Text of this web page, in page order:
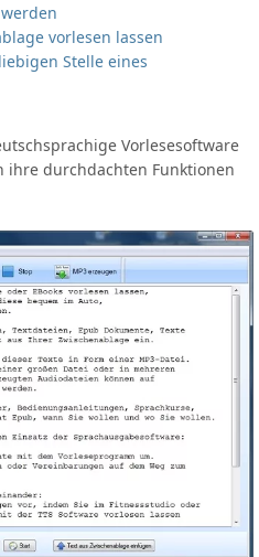
vorlesen lassen
Stelle eines
Vorlesesoftware
ihre durchdachten Funktionen